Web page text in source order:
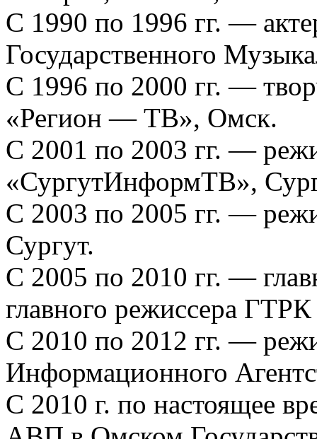
С 1990 по 1996 гг. —
Государственного
С 1996 по 2000 гг. —
«Регион — ТВ», Омск.
С 2001 по 2003 гг. —
«СургутИнформТВ»,
С 2003 по 2005 гг. —
Сургут.
С 2005 по 2010 гг. —
главного режиссера
С 2010 по 2012 гг. —
Информационного
С 2010 г. по настоящее